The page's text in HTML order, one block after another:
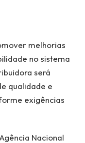
melhorias
no sistema
será
qualidade e
exigências
Nacional